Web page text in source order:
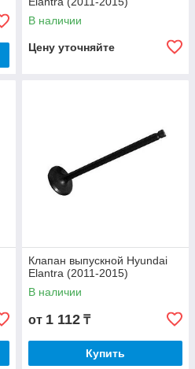
В наличии
Цену уточняйте
Клапан выпускной Hyundai
Elantra (2011-2015)
В наличии
от 1 112 ₸
Купить